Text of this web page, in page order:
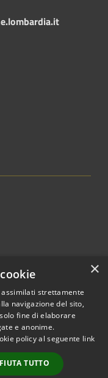
© 2026 • Comune di
• Powered by
•
Accesso
×
strettamente
navigazione del sito,
fine di elaborare
e anonime.
policy al seguente link
TUTTO